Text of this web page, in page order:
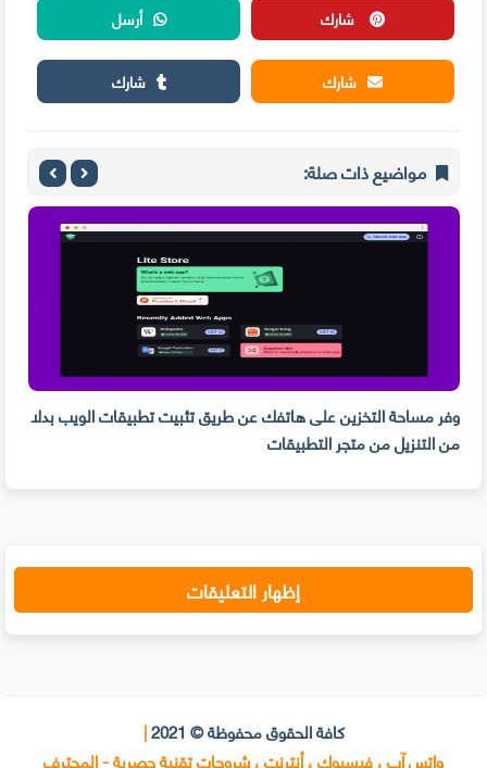
شارك
أرسل
شارك
شارك
مواضيع ذات صلة:
وفر مساحة التخزين على هاتفك عن طريق تثبيت تطبيقات الويب بدلا
من التنزيل من متجر التطبيقات
إظهار التعليقات
كافة الحقوق محفوظة © 2021 |
واتس آب ، فيسبوك ، أنترنت ، شروحات تقنية حصرية - المحترف